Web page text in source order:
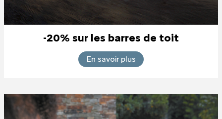
-20% sur les barres de toit
En savoir plus